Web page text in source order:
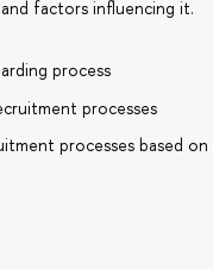
factors influencing it.
process
processes
processes based on